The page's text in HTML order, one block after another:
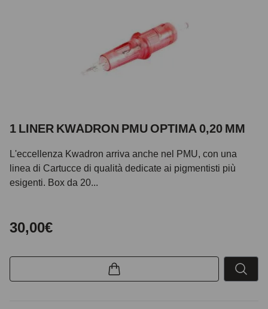
1 LINER KWADRON PMU OPTIMA 0,20 MM
L'eccellenza Kwadron arriva anche nel PMU, con una
linea di Cartucce di qualità dedicate ai pigmentisti più
esigenti. Box da 20...
30,00€